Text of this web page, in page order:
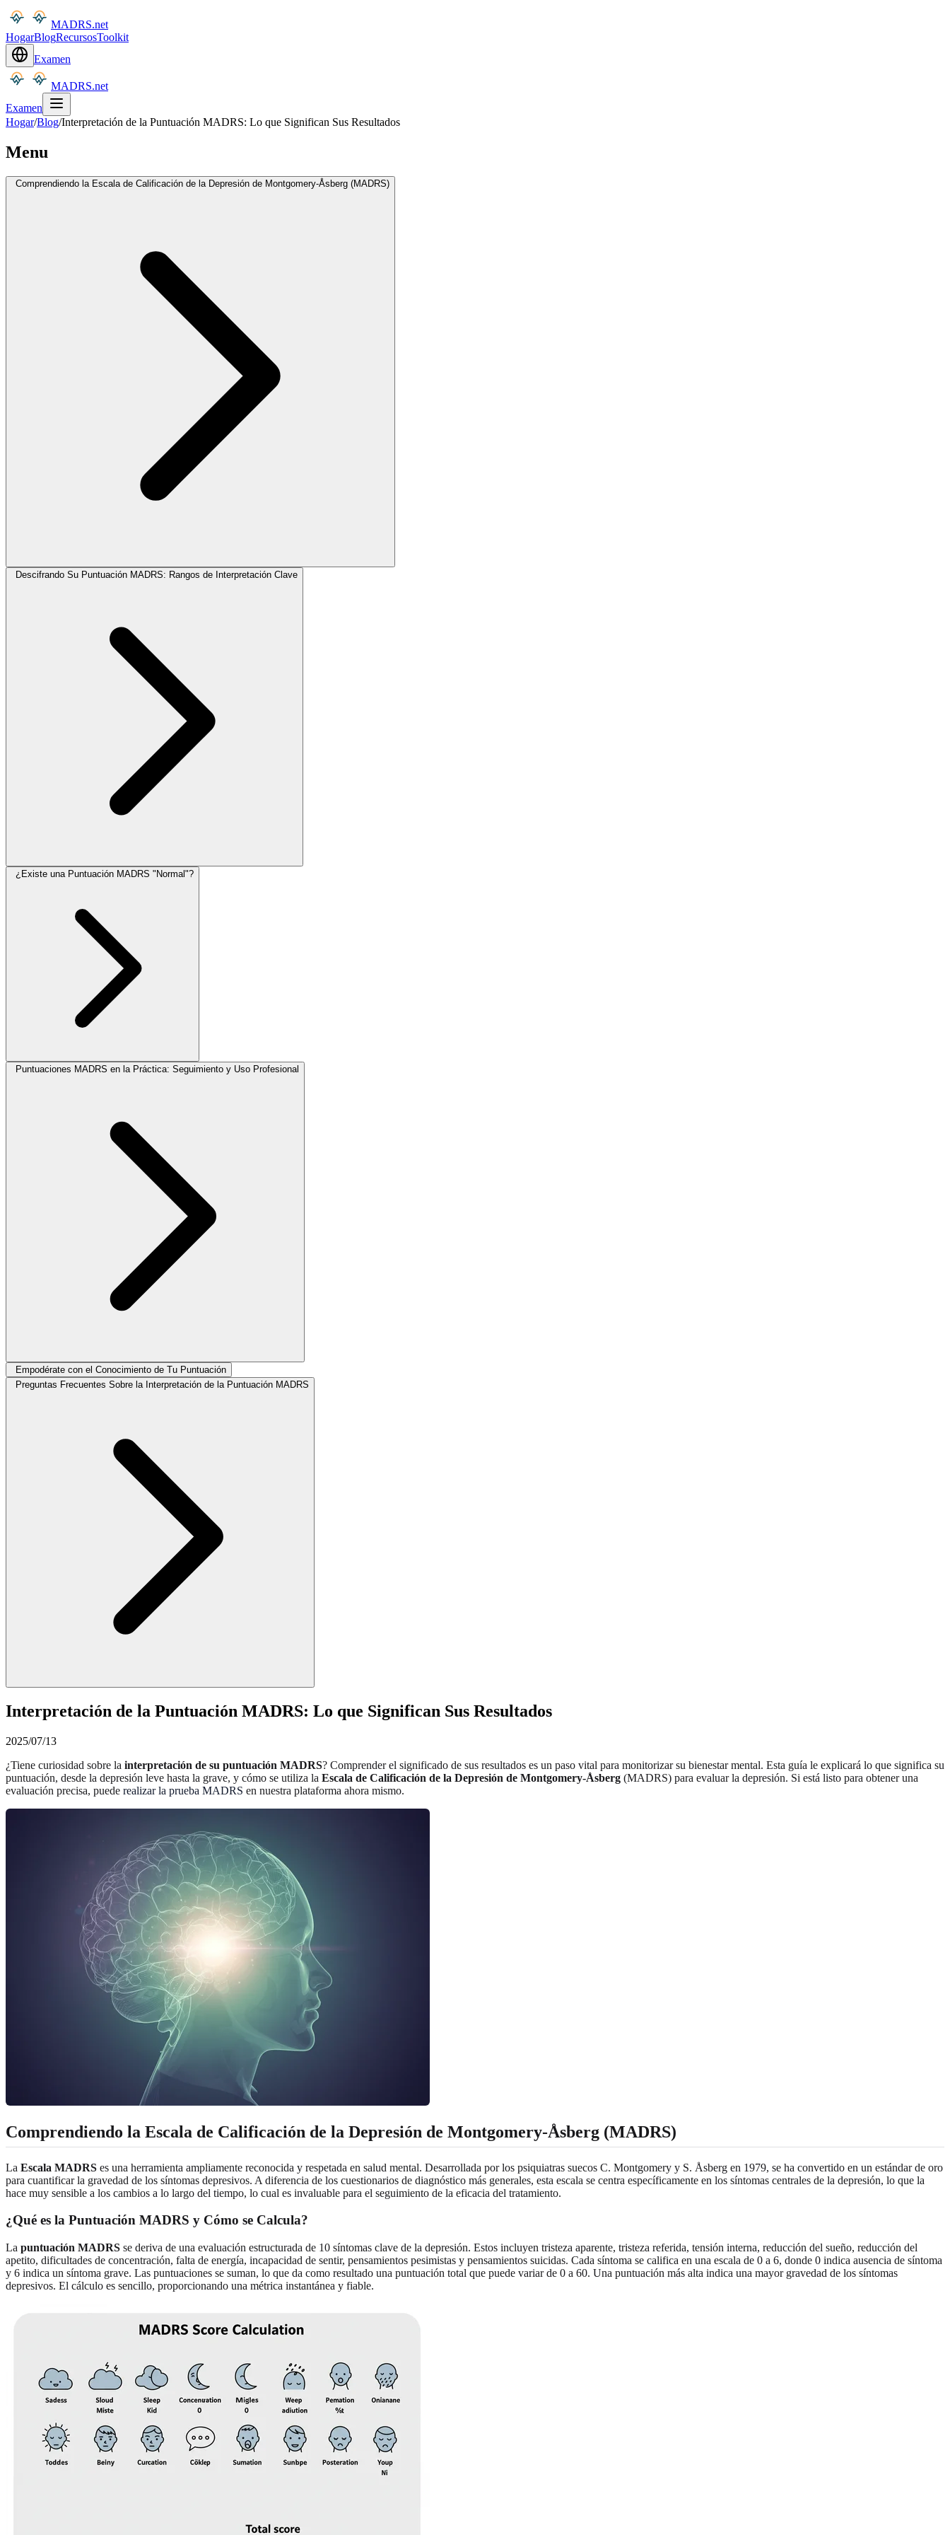
MADRS.net
HogarBlogRecursosToolkit
Examen
MADRS.net
Examen
Hogar/Blog/Interpretación de la Puntuación MADRS: Lo que Significan Sus Resultados
Menu
Comprendiendo la Escala de Calificación de la Depresión de Montgomery-Åsberg (MADRS)
Descifrando Su Puntuación MADRS: Rangos de Interpretación Clave
¿Existe una Puntuación MADRS "Normal"?
Puntuaciones MADRS en la Práctica: Seguimiento y Uso Profesional
Empodérate con el Conocimiento de Tu Puntuación
Preguntas Frecuentes Sobre la Interpretación de la Puntuación MADRS
Interpretación de la Puntuación MADRS: Lo que Significan Sus Resultados
2025/07/13
¿Tiene curiosidad sobre la interpretación de su puntuación MADRS? Comprender el significado de sus resultados es un paso vital para monitorizar su bienestar mental. Esta guía le explicará lo que significa su
puntuación, desde la depresión leve hasta la grave, y cómo se utiliza la Escala de Calificación de la Depresión de Montgomery-Åsberg (MADRS) para evaluar la depresión. Si está listo para obtener una
evaluación precisa, puede realizar la prueba MADRS en nuestra plataforma ahora mismo.
Comprendiendo la Escala de Calificación de la Depresión de Montgomery-Åsberg (MADRS)
La Escala MADRS es una herramienta ampliamente reconocida y respetada en salud mental. Desarrollada por los psiquiatras suecos C. Montgomery y S. Åsberg en 1979, se ha convertido en un estándar de oro
para cuantificar la gravedad de los síntomas depresivos. A diferencia de los cuestionarios de diagnóstico más generales, esta escala se centra específicamente en los síntomas centrales de la depresión, lo que la
hace muy sensible a los cambios a lo largo del tiempo, lo cual es invaluable para el seguimiento de la eficacia del tratamiento.
¿Qué es la Puntuación MADRS y Cómo se Calcula?
La puntuación MADRS se deriva de una evaluación estructurada de 10 síntomas clave de la depresión. Estos incluyen tristeza aparente, tristeza referida, tensión interna, reducción del sueño, reducción del
apetito, dificultades de concentración, falta de energía, incapacidad de sentir, pensamientos pesimistas y pensamientos suicidas. Cada síntoma se califica en una escala de 0 a 6, donde 0 indica ausencia de síntoma
y 6 indica un síntoma grave. Las puntuaciones se suman, lo que da como resultado una puntuación total que puede variar de 0 a 60. Una puntuación más alta indica una mayor gravedad de los síntomas
depresivos. El cálculo es sencillo, proporcionando una métrica instantánea y fiable.